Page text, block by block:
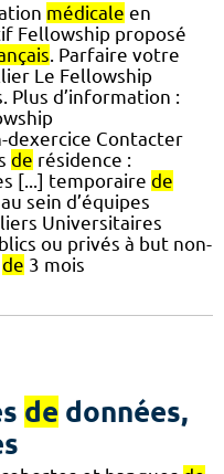
médicale en
Fellowship proposé
. Parfaire votre
Le Fellowship
Plus d’information :
Contacter
de résidence :
[...] temporaire de
sein d’équipes
Universitaires
ou privés à but non-
de 3 mois
de données,